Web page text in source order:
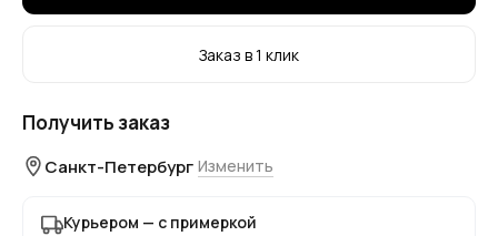
Заказ в 1 клик
Получить заказ
Санкт-Петербург Изменить
Курьером — с примеркой